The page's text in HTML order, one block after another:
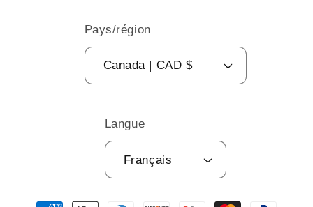
Pays/région
Canada | CAD $
Langue
Français
Moyens